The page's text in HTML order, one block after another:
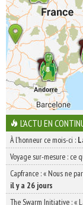
L'ACTU EN
À l'honneur ce mois-ci :
Voyage sur-mesure : ce
Capfrance : « Nous ne
il y a 26 jours
The Swarm Initiative : «